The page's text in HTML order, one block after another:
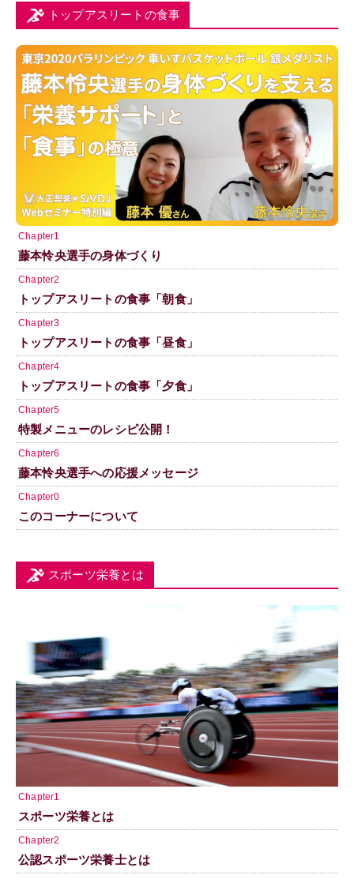
トップアスリートの食事
Chapter1
藤本怜央選手の身体づくり
Chapter2
トップアスリートの食事「朝食」
Chapter3
トップアスリートの食事「昼食」
Chapter4
トップアスリートの食事「夕食」
Chapter5
特製メニューのレシピ公開！
Chapter6
藤本怜央選手への応援メッセージ
Chapter0
このコーナーについて
スポーツ栄養とは
Chapter1
スポーツ栄養とは
Chapter2
公認スポーツ栄養士とは